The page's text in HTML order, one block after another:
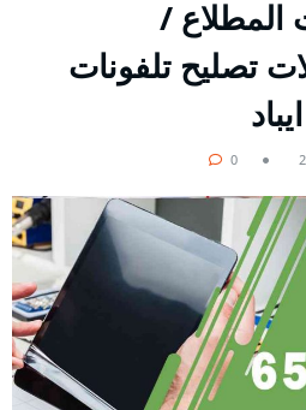
المطلاع /
/ محلات تصليح تلفونات
0